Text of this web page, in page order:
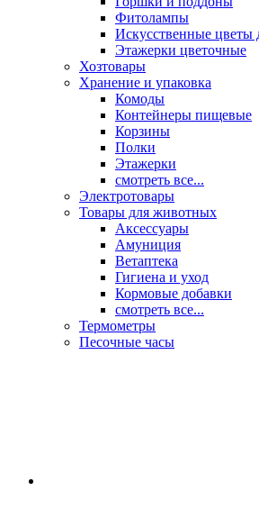
Фитолампы
Искусственные цветы
Этажерки цветочные
Хозтовары
Хранение и упаковка
Комоды
Контейнеры пищевые
Корзины
Полки
Этажерки
смотреть все...
Электротовары
Товары для животных
Аксессуары
Амуниция
Ветаптека
Гигиена и уход
Кормовые добавки
смотреть все...
Термометры
Песочные часы